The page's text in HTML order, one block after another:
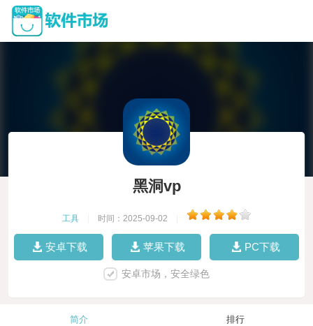
黑洞vp
工具 时间：2025-09-02
安卓下载 苹果下载 PC下载
安卓市场，安全绿色
简介 排行